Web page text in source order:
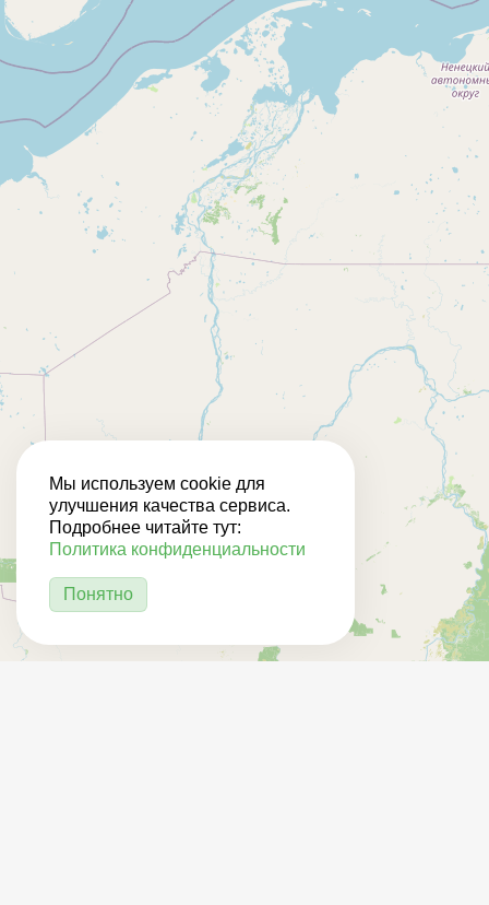
Мы используем cookie для
улучшения качества сервиса.
Подробнее читайте тут:
Политика конфиденциальности
Понятно